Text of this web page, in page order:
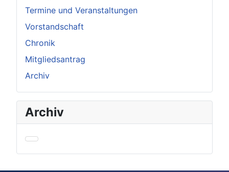
Termine und Veranstaltungen
Vorstandschaft
Chronik
Mitgliedsantrag
Archiv
Archiv